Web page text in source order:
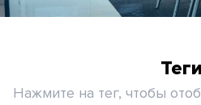
Теги
Нажмите на тег, чтобы